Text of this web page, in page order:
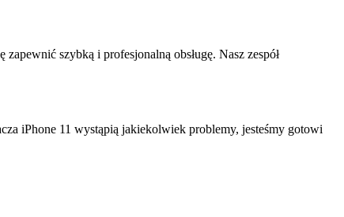
szybką i profesjonalną obsługę. Nasz zespół
iPhone 11 wystąpią jakiekolwiek problemy, jesteśmy gotowi